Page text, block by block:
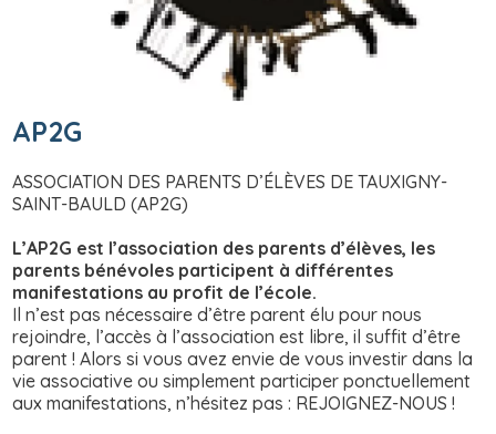
AP2G
ASSOCIATION DES PARENTS D’ÉLÈVES DE TAUXIGNY-
SAINT-BAULD (AP2G)
L’AP2G est l’association des parents d’élèves, les
parents bénévoles participent à différentes
manifestations au profit de l’école.
Il n’est pas nécessaire d’être parent élu pour nous
rejoindre, l’accès à l’association est libre, il suffit d’être
parent ! Alors si vous avez envie de vous investir dans la
vie associative ou simplement participer ponctuellement
aux manifestations, n’hésitez pas : REJOIGNEZ-NOUS !